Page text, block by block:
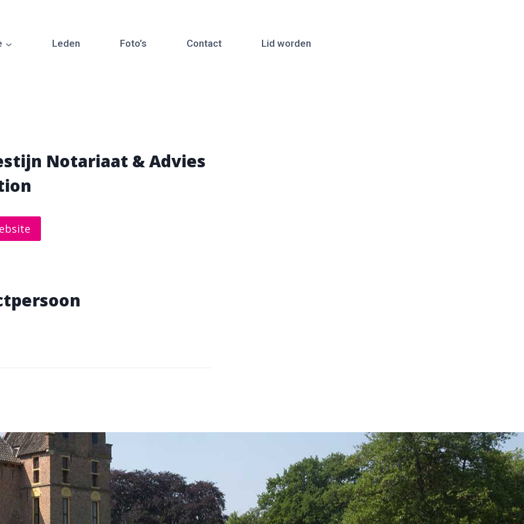
Leden Foto’s Contact Lid worden
Notariaat & Advies